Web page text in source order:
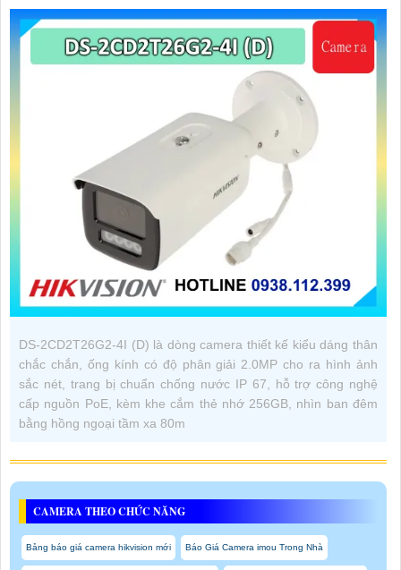
DS-2CD2T26G2-4I (D) là dòng camera thiết kế kiểu dáng thân
chắc chắn, ống kính có độ phân giải 2.0MP cho ra hình ảnh
sắc nét, trang bị chuẩn chống nước IP 67, hỗ trợ công nghệ
cấp nguồn PoE, kèm khe cắm thẻ nhớ 256GB, nhìn ban đêm
bằng hồng ngoại tầm xa 80m
CAMERA THEO CHỨC NĂNG
Bảng báo giá camera hikvision mới Báo Giá Camera imou Trong Nhà